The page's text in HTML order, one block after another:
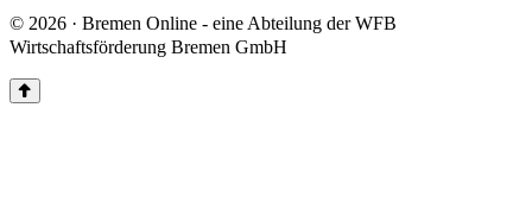
© 2026 · Bremen Online - eine Abteilung der WFB
Wirtschaftsförderung Bremen GmbH